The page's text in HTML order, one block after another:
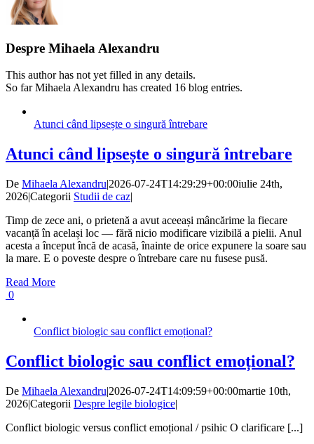
Despre Mihaela Alexandru
This author has not yet filled in any details.
So far Mihaela Alexandru has created 16 blog entries.
Atunci când lipsește o singură întrebare
Atunci când lipsește o singură întrebare
De Mihaela Alexandru|2026-07-24T14:29:29+00:00iulie 24th,
2026|Categorii Studii de caz|
Timp de zece ani, o prietenă a avut aceeași mâncărime la fiecare
vacanță în același loc — fără nicio modificare vizibilă a pielii. Anul
acesta a început încă de acasă, înainte de orice expunere la soare sau
la mare. E o poveste despre o întrebare care nu fusese pusă.
Read More
0
Conflict biologic sau conflict emoțional?
Conflict biologic sau conflict emoțional?
De Mihaela Alexandru|2026-07-24T14:09:59+00:00martie 10th,
2026|Categorii Despre legile biologice|
Conflict biologic versus conflict emoțional / psihic O clarificare [...]